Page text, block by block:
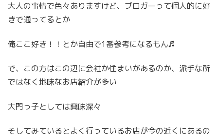
大人の事情で色々ありますけど、ブロガーって個人的に好
きで通ってるとか
俺ここ好き！！とか自由で1番参考になるもん♬
で、この方はこの辺に会社か住まいがあるのか、派手な所
ではなく地味なお店紹介が多い
大門っ子としては興味深々
そしてみているとよく行っているお店が今の近くにあるの